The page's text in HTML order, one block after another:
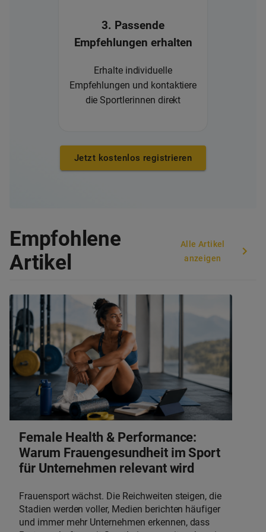
3. Passende
Empfehlungen erhalten
Erhalte individuelle
Empfehlungen und kontaktiere
die Sportlerinnen direkt
Jetzt kostenlos registrieren
Empfohlene
Artikel
Alle Artikel
anzeigen
Female Health & Performance:
Warum Frauengesundheit im Sport
für Unternehmen relevant wird
Frauensport wächst. Die Reichweiten steigen, die
Stadien werden voller, Medien berichten häufiger
und immer mehr Unternehmen erkennen, dass